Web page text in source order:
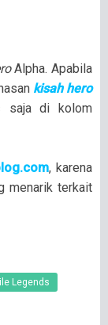
Alpha. Apabila
kisah hero
saja di kolom
, karena
menarik terkait
Legends